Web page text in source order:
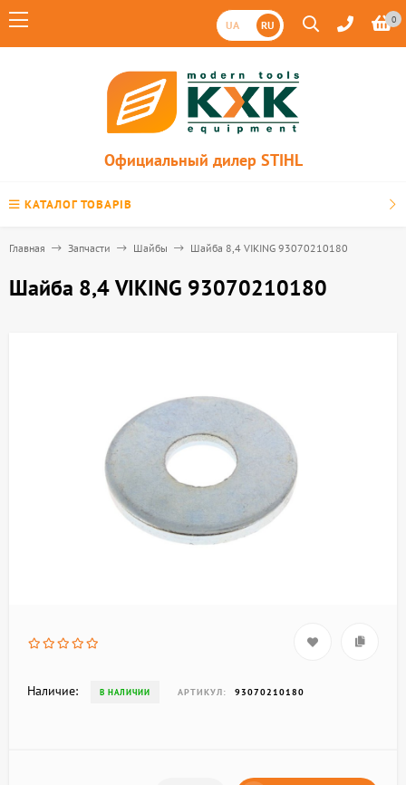
UA RU 0
Официальный дилер STIHL
КАТАЛОГ ТОВАРІВ
Главная Запчасти Шайбы Шайба 8,4 VIKING 93070210180
Шайба 8,4 VIKING 93070210180
Наличие: В НАЛИЧИИ АРТИКУЛ: 93070210180